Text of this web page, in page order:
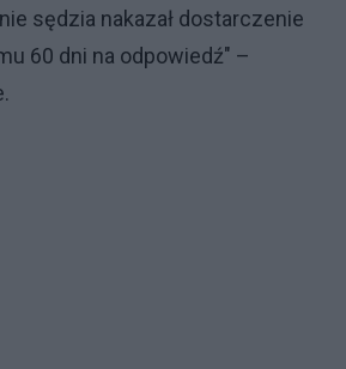
sędzia nakazał dostarczenie
60 dni na odpowiedź" –